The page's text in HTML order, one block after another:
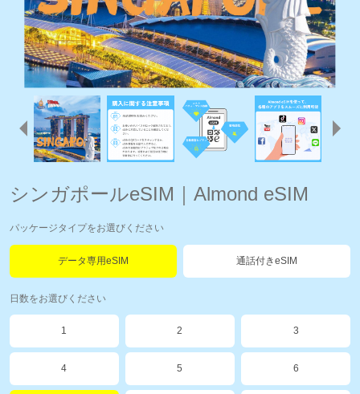
シンガポールeSIM｜Almond eSIM
パッケージタイプをお選びください
データ専用eSIM 通話付きeSIM
日数をお選びください
1 2 3
4 5 6